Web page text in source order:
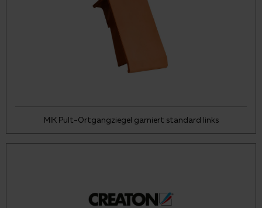
MIK Pult-Ortgangziegel garniert standard links